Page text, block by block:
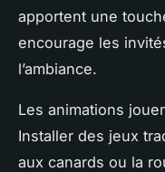
apportent une
encourage les
l’ambiance.
Les animations
Installer des jeux
aux canards ou la